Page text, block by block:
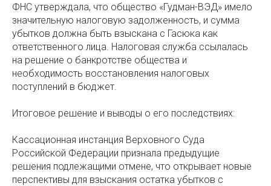
ФНС утверждала, что общество «Гудман-ВЭД» имело
значительную налоговую задолженность, и сумма
убытков должна быть взыскана с Гасюка как
ответственного лица. Налоговая служба ссылалась
на решение о банкротстве общества и
необходимость восстановления налоговых
поступлений в бюджет.
Итоговое решение и выводы о его последствиях:
Кассационная инстанция Верховного Суда
Российской Федерации признала предыдущие
решения подлежащими отмене, что открывает новые
перспективы для взыскания остатка убытков с